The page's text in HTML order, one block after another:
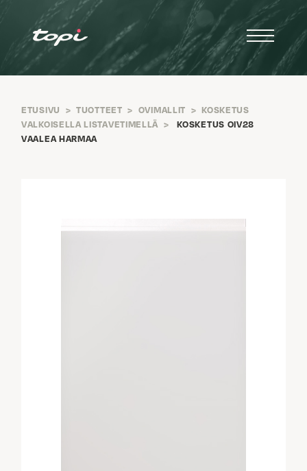
ETUSIVU > TUOTTEET > OVIMALLIT > KOSKETUS
VALKOISELLA LISTAVETIMELLÄ >
KOSKETUS OIV28
VAALEA HARMAA